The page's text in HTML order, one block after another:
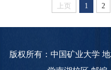
次深刻
上页 1 2
版权所有：中国矿业大学